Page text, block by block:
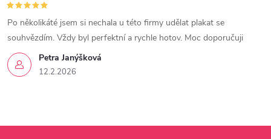
Petra Janýšková
12.2.2026
Po několikáté jsem si nechala u této firmy udělat plakat se
souhvězdím. Vždy byl perfektní a rychle hotov. Moc doporučuji